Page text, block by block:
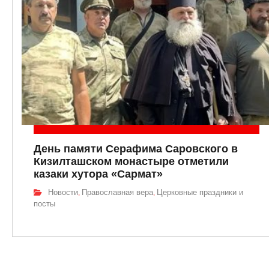
День памяти Серафима Саровского в
Кизилташском монастыре отметили
казаки хутора «Сармат»
Новости, Православная вера, Церковные праздники и
посты